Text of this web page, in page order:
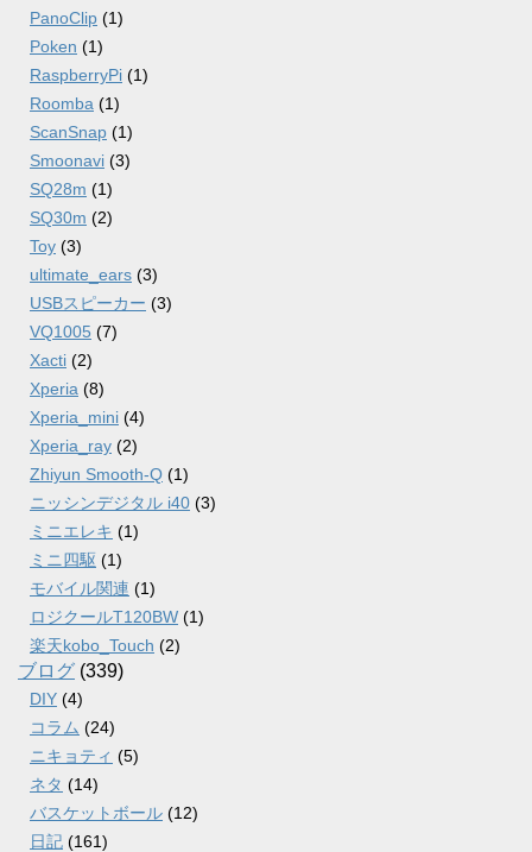
PanoClip (1)
Poken (1)
RaspberryPi (1)
Roomba (1)
ScanSnap (1)
Smoonavi (3)
SQ28m (1)
SQ30m (2)
Toy (3)
ultimate_ears (3)
USBスピーカー (3)
VQ1005 (7)
Xacti (2)
Xperia (8)
Xperia_mini (4)
Xperia_ray (2)
Zhiyun Smooth-Q (1)
ニッシンデジタル i40 (3)
ミニエレキ (1)
ミニ四駆 (1)
モバイル関連 (1)
ロジクールT120BW (1)
楽天kobo_Touch (2)
ブログ (339)
DIY (4)
コラム (24)
ニキョティ (5)
ネタ (14)
バスケットボール (12)
日記 (161)